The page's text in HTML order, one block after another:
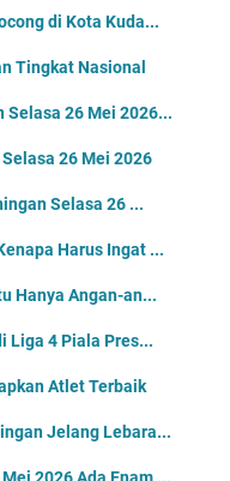
di Kota Kuda...
Tingkat Nasional
Selasa 26 Mei 2026...
26 Mei 2026
Selasa 26 ...
Harus Ingat ...
Hanya Angan-an...
Liga 4 Piala Pres...
Atlet Terbaik
Jelang Lebara...